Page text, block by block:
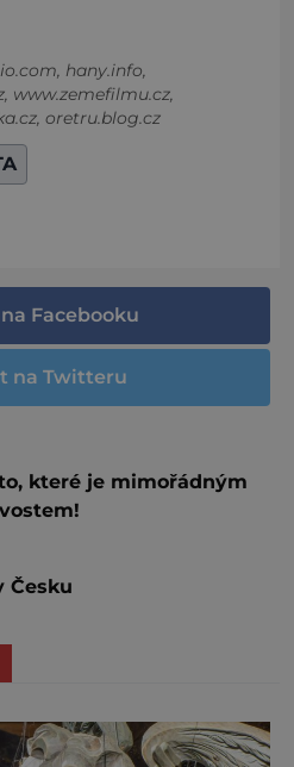
hany.info,
www.zemefilmu.cz,
oretru.blog.cz
Facebooku
na Twitteru
které je mimořádným
Česku